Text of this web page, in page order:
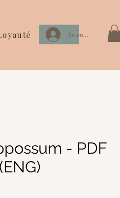
Se connecter
- PDF